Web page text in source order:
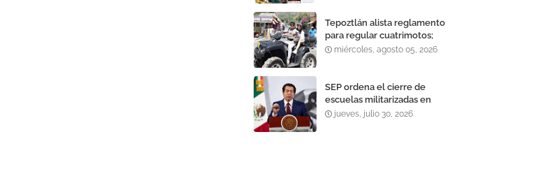
Tepoztlán alista reglamento
para regular cuatrimotos;
buscan reforzar la seguridad
miércoles, agosto 05, 2026
SEP ordena el cierre de
escuelas militarizadas en
México tras el caso de Dafne
jueves, julio 30, 2026